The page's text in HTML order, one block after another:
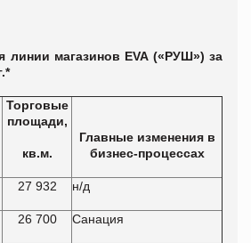
линии магазинов EVA («РУШ») за
Торговые
площади,
кв.м.
Главные изменения в
бизнес-процессах
27 932 н/д
26 700 Санация